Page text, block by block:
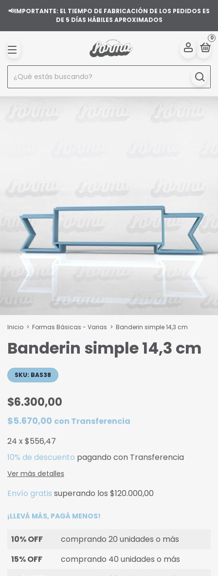
📢IMPORTANTE: EL TIEMPO DE FABRICACIÓN DE LOS PEDIDOS ES
DE 5 DÍAS HÁBILES APROXIMADOS
0
Inicio > Formas Básicas - Varias > Banderin simple 14,3 cm
Banderin simple 14,3 cm
SKU: BAS38
$6.300,00
$5.670,00 con Transferencia
24 x$556,47
10% de descuento pagando con Transferencia
Ver más detalles
Envío gratis superando los $120.000,00
¡LLEVÁ MÁS, PAGÁ MENOS!
10% OFF
comprando 20 unidades o más
15% OFF
comprando 40 unidades o más